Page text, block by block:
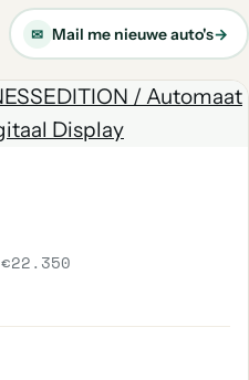
✉ Mail me nieuwe auto's→
€22.350